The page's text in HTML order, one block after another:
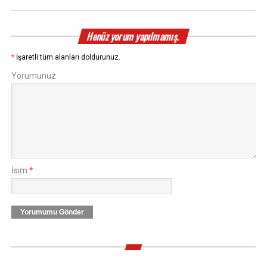
Henüz yorum yapılmamış.
* İşaretli tüm alanları doldurunuz.
Yorumunuz
İsim *
Yorumumu Gönder